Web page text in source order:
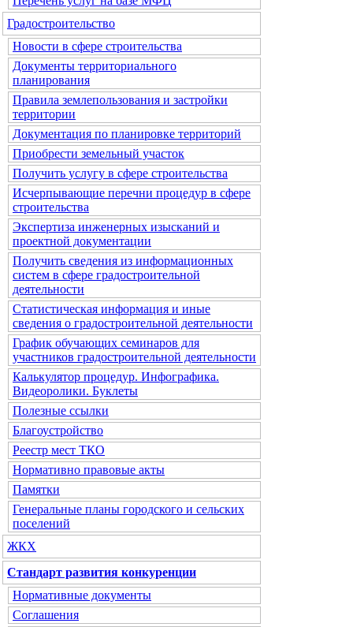
Градостроительство
Новости в сфере строительства
Документы территориального
планирования
Правила землепользования и застройки
территории
Документация по планировке территорий
Приобрести земельный участок
Получить услугу в сфере строительства
Исчерпывающие перечни процедур в сфере
строительства
Экспертиза инженерных изысканий и
проектной документации
Получить сведения из информационных
систем в сфере градостроительной
деятельности
Статистическая информация и иные
сведения о градостроительной деятельности
График обучающих семинаров для
участников градостроительной деятельности
Калькулятор процедур. Инфографика.
Видеоролики. Буклеты
Полезные ссылки
Благоустройство
Реестр мест ТКО
Нормативно правовые акты
Памятки
Генеральные планы городского и сельских
поселений
ЖКХ
Стандарт развития конкуренции
Нормативные документы
Соглашения